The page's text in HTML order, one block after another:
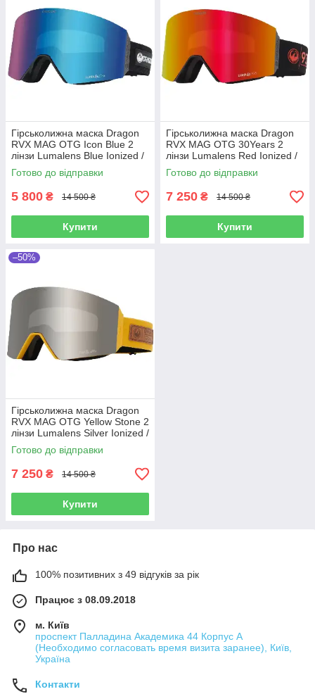
Гірськолижна маска Dragon
RVX MAG OTG Icon Blue 2
лінзи Lumalens Blue Ionized /
Lumalens Amber УЦІНКА
Готово до відправки
5 800 ₴ 14 500 ₴
Купити
Гірськолижна маска Dragon
RVX MAG OTG 30Years 2
лінзи Lumalens Red Ionized /
Lumalens Amber
Готово до відправки
7 250 ₴ 14 500 ₴
Купити
–50%
Гірськолижна маска Dragon
RVX MAG OTG Yellow Stone 2
лінзи Lumalens Silver Ionized /
Lumalens Amber
Готово до відправки
7 250 ₴ 14 500 ₴
Купити
Про нас
100% позитивних з 49 відгуків за рік
Працює з 08.09.2018
м. Київ
проспект Палладина Академика 44 Корпус А
(Необходимо согласовать время визита заранее), Київ,
Україна
Контакти